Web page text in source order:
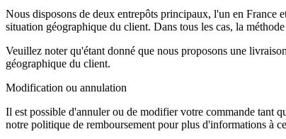
Nous disposons de deux entrepôts principaux, l'un en France
situation géographique du client. Dans tous les cas, la
Veuillez noter qu'étant donné que nous proposons une
géographique du client.
Modification ou annulation
Il est possible d'annuler ou de modifier votre commande tant
notre politique de remboursement pour plus d'informations à